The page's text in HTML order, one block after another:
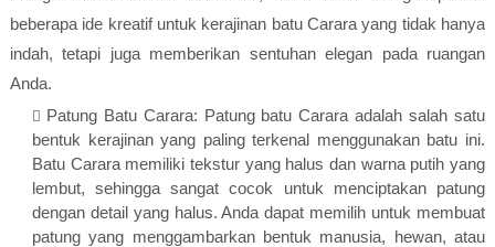
beberapa ide kreatif untuk kerajinan batu Carara yang tidak hanya
indah, tetapi juga memberikan sentuhan elegan pada ruangan
Anda.
Patung Batu Carara: Patung batu Carara adalah salah satu
bentuk kerajinan yang paling terkenal menggunakan batu ini.
Batu Carara memiliki tekstur yang halus dan warna putih yang
lembut, sehingga sangat cocok untuk menciptakan patung
dengan detail yang halus. Anda dapat memilih untuk membuat
patung yang menggambarkan bentuk manusia, hewan, atau